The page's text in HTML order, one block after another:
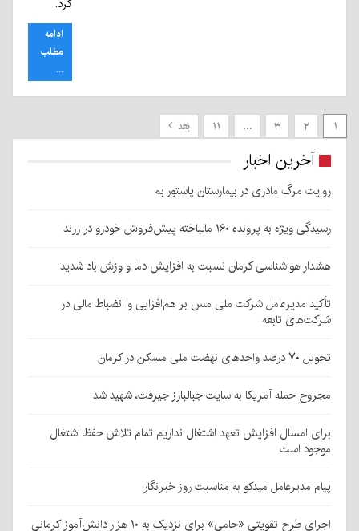
ادامه
مطلب
...
۱ ۲ ۳ … ۱۱ بعد
آخرین اخبار
روایت مرگ مادری در بیمارستان پاستور بم
رسیدگی ویژه به پرونده ۱۶۰ مالباخته پیش‌فروش خودرو در زرند
هشدار هواشناسی کرمان نسبت به افزایش دما و وزش باد شدید
تأکید مدیرعامل شرکت ملی مس بر هم‌افزایی و انضباط مالی در
شرکت‌های تابعه
تحویل ۷۰ درصد واحدهای نهضت ملی مسکن در کرمان
مجروحِ حمله آمریکا به سایت جبالبارز جیرفت، شهید شد
برای امسال افزایش تعهد اشتغال نداریم تمام تلاش حفظ اشتغال
موجود است
پیام مدیرعامل میدکو به مناسبت روز خبرنگار
اجرای طرح تقویتی «حامی» برای نزدیک به ۱۰ هزار دانش‌آموز کرمانی